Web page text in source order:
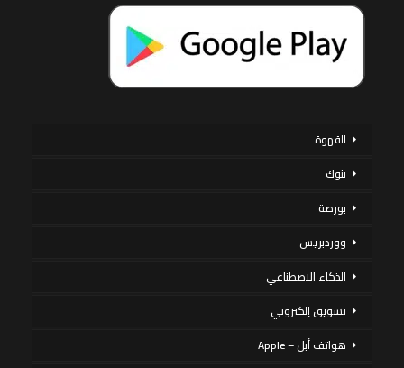
القهوة
بنوك
بورصة
ووردبريس
الذكاء الاصطناعي
تسويق إلكتروني
هواتف أبل – Apple